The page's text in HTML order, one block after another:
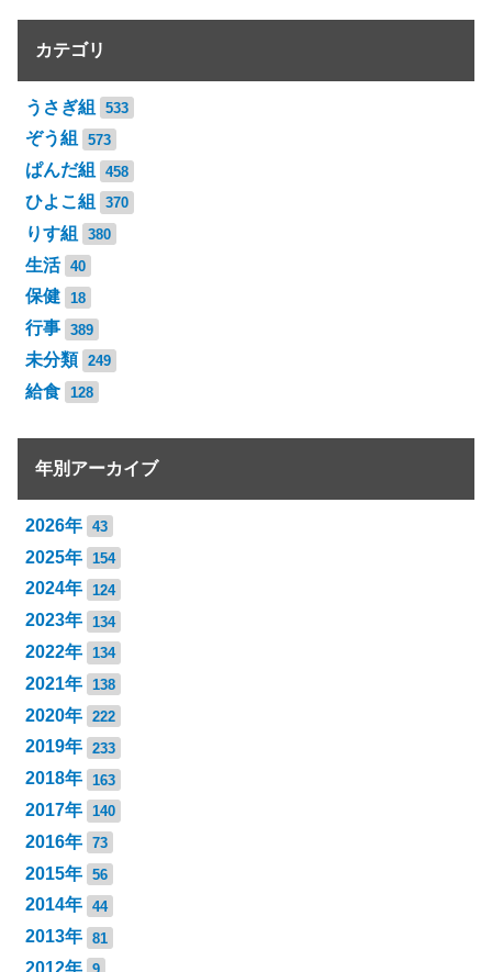
カテゴリ
うさぎ組 533
ぞう組 573
ぱんだ組 458
ひよこ組 370
りす組 380
生活 40
保健 18
行事 389
未分類 249
給食 128
年別アーカイブ
2026年 43
2025年 154
2024年 124
2023年 134
2022年 134
2021年 138
2020年 222
2019年 233
2018年 163
2017年 140
2016年 73
2015年 56
2014年 44
2013年 81
2012年